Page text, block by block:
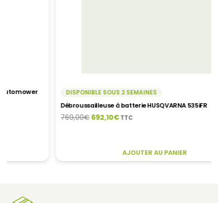
DISPONIBLE SOUS 2 SEMAINES
Débroussailleuse à batterie HUSQVARNA 535iFR
769,00€.
692,10€Le
692,10€.
TTC
AJOUTER AU PANIER